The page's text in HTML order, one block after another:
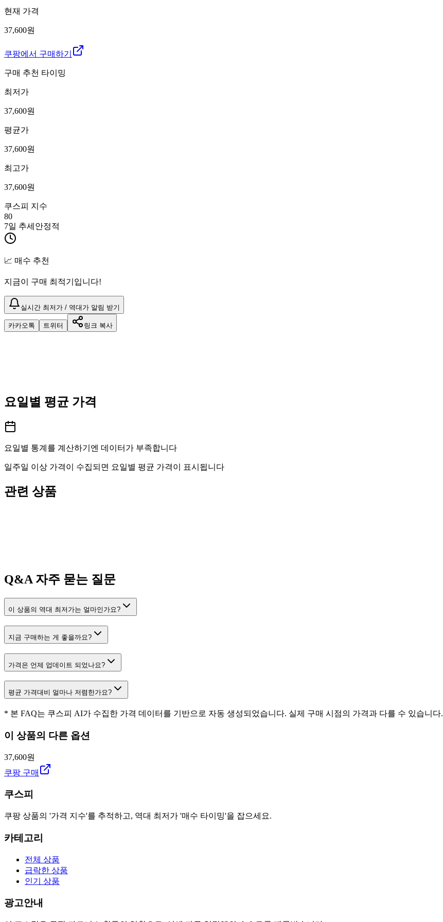
현재 가격
37,600원
쿠팡에서 구매하기
구매 추천 타이밍
최저가
37,600원
평균가
37,600원
최고가
37,600원
쿠스피 지수
80
7일 추세 안정적
📈 매수 추천
지금이 구매 최적기입니다!
실시간 최저가 / 역대가 알림 받기
카카오톡 트위터 링크 복사
요일별 평균 가격
요일별 통계를 계산하기엔 데이터가 부족합니다
일주일 이상 가격이 수집되면 요일별 평균 가격이 표시됩니다
관련 상품
Q&A자주 묻는 질문
이 상품의 역대 최저가는 얼마인가요?
지금 구매하는 게 좋을까요?
가격은 언제 업데이트 되었나요?
평균 가격대비 얼마나 저렴한가요?
* 본 FAQ는 쿠스피 AI가 수집한 가격 데이터를 기반으로 자동 생성되었습니다. 실제 구매 시점의 가격과 다를 수 있습니다.
이 상품의 다른 옵션
37,600원
쿠팡 구매
쿠스피
쿠팡 상품의 '가격 지수'를 추적하고, 역대 최저가 '매수 타이밍'을 잡으세요.
카테고리
전체 상품
급락한 상품
인기 상품
광고안내